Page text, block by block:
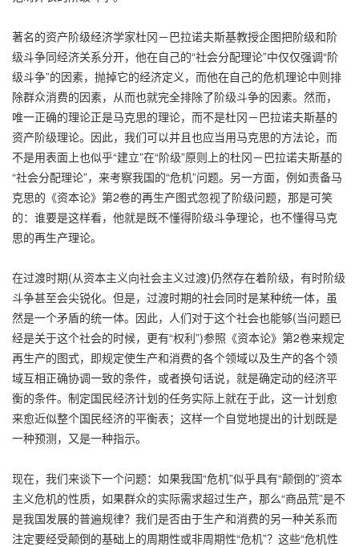
著名的资产阶级经济学家杜冈－巴拉诺夫斯基教授企图把阶级和阶
级斗争同经济关系分开，他在自己的“社会分配理论”中仅仅强调“阶
级斗争”的因素，抛掉它的经济定义，而他在自己的危机理论中则排
除群众消费的因素，从而也就完全排除了阶级斗争的因素。然而，
唯一正确的理论正是马克思的理论，而不是杜冈－巴拉诺夫斯基的
资产阶级理论。因此，我们可以并且也应当用马克思的方法论，而
不是用表面上也似乎“建立”在“阶级”原则上的杜冈－巴拉诺夫斯基的
“社会分配理论”，来考察我国的“危机”问题。另一方面，例如责备马
克思的《资本论》第2卷的再生产图式忽视了阶级问题，那是可笑
的：谁要是这样看，他就是既不懂得阶级斗争理论，也不懂得马克
思的再生产理论。
在过渡时期(从资本主义向社会主义过渡)仍然存在着阶级，有时阶级
斗争甚至会尖锐化。但是，过渡时期的社会同时是某种统一体，虽
然是一个矛盾的统一体。因此，人们对于这个社会也能够(当问题已
经是关于这个社会的时候，更有“权利”)参照《资本论》第2卷来规定
再生产的图式，即规定使生产和消费的各个领域以及生产的各个领
域互相正确协调一致的条件，或者换句话说，就是确定动的经济平
衡的条件。制定国民经济计划的任务实际上就在于此，这一计划愈
来愈近似整个国民经济的平衡表；这样一个自觉地提出的计划既是
一种预测，又是一种指示。
现在，我们来谈下一个问题：如果我国“危机”似乎具有“颠倒的”资本
主义危机的性质，如果群众的实际需求超过生产，那么“商品荒”是不
是我国发展的普遍规律？我们是否由于生产和消费的另一种关系而
注定要经受颠倒的基础上的周期性或非周期性“危机”？这些“危机性